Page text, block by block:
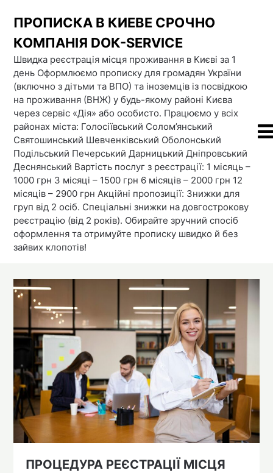
content
ПРОПИСКА В КИЕВЕ СРОЧНО
КОМПАНІЯ DOК-SERVICE
Швидка реєстрація місця проживання в Києві за 1
день Оформлюємо прописку для громадян України
(включно з дітьми та ВПО) та іноземців із посвідкою
на проживання (ВНЖ) у будь-якому районі Києва
через сервіс «Дія» або особисто. Працюємо у всіх
районах міста: Голосіївський Солом’янський
Святошинський Шевченківський Оболонський
Подільський Печерський Дарницький Дніпровський
Деснянський Вартість послуг з реєстрації: 1 місяць –
1000 грн 3 місяці – 1500 грн 6 місяців – 2000 грн 12
місяців – 2900 грн Акційні пропозиції: Знижки для
груп від 2 осіб. Спеціальні знижки на довгострокову
реєстрацію (від 2 років). Обирайте зручний спосіб
оформлення та отримуйте прописку швидко й без
зайвих клопотів!
ПРОЦЕДУРА РЕЄСТРАЦІЇ МІСЦЯ